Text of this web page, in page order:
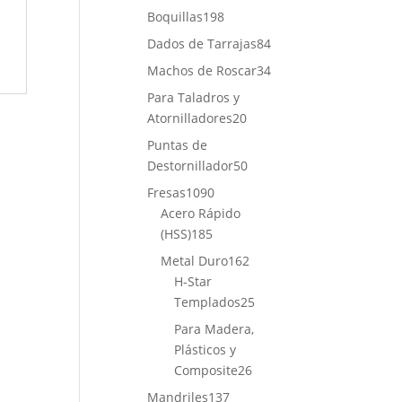
Boquillas198198
productos
Dados de Tarrajas8484
Machos de Roscar3434
Para Taladros y
Atornilladores2020
Puntas de
Destornillador5050
Fresas10901090
productos
Acero Rápido
(HSS)185
productos
Metal Duro162
H-Star
Templados25
Para Madera,
Plásticos y
Composite2626
Mandriles137137